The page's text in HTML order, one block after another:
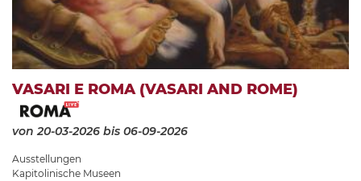
VASARI E ROMA (VASARI AND ROME)
von 20-03-2026 bis 06-09-2026
Ausstellungen
Kapitolinische Museen